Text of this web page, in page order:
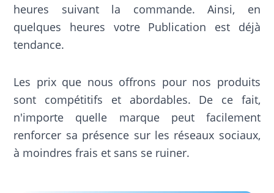
heures suivant la commande. Ainsi, en
quelques heures votre Publication est déjà
tendance.
Les prix que nous offrons pour nos produits
sont compétitifs et abordables. De ce fait,
n'importe quelle marque peut facilement
renforcer sa présence sur les réseaux sociaux,
à moindres frais et sans se ruiner.